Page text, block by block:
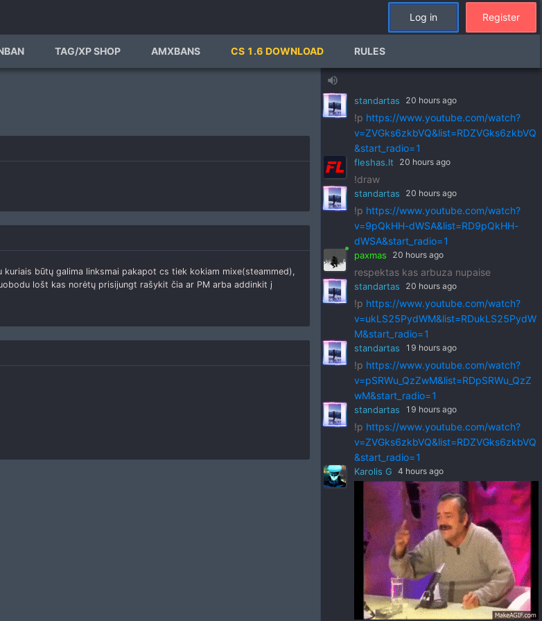
Log in Register
TAG/XP SHOP AMXBANS CS 1.6 DOWNLOAD RULES
būtų galima linksmai pakapot cs tiek kokiam mixe(steammed),
lošt kas norėtų prisijungt rašykit čia ar PM arba addinkit į
volume_up
standartas 20 hours ago
mano kuryba
paxmas 20 hours ago
motivacijos dave
standartas 20 hours ago
standartas 20 hours ago
!p https://www.youtube.com/watch?
v=ZVGks6zkbVQ&list=RDZVGks6zkbVQ
&start_radio=1
fleshas.lt 20 hours ago
!draw
standartas 20 hours ago
!p https://www.youtube.com/watch?
v=9pQkHH-dWSA&list=RD9pQkHH-
dWSA&start_radio=1
paxmas 20 hours ago
respektas kas arbuza nupaise
standartas 20 hours ago
!p https://www.youtube.com/watch?
v=ukLS25PydWM&list=RDukLS25PydW
M&start_radio=1
standartas 19 hours ago
!p https://www.youtube.com/watch?
v=pSRWu_QzZwM&list=RDpSRWu_QzZ
wM&start_radio=1
standartas 19 hours ago
!p https://www.youtube.com/watch?
v=ZVGks6zkbVQ&list=RDZVGks6zkbVQ
&start_radio=1
Karolis G 4 hours ago